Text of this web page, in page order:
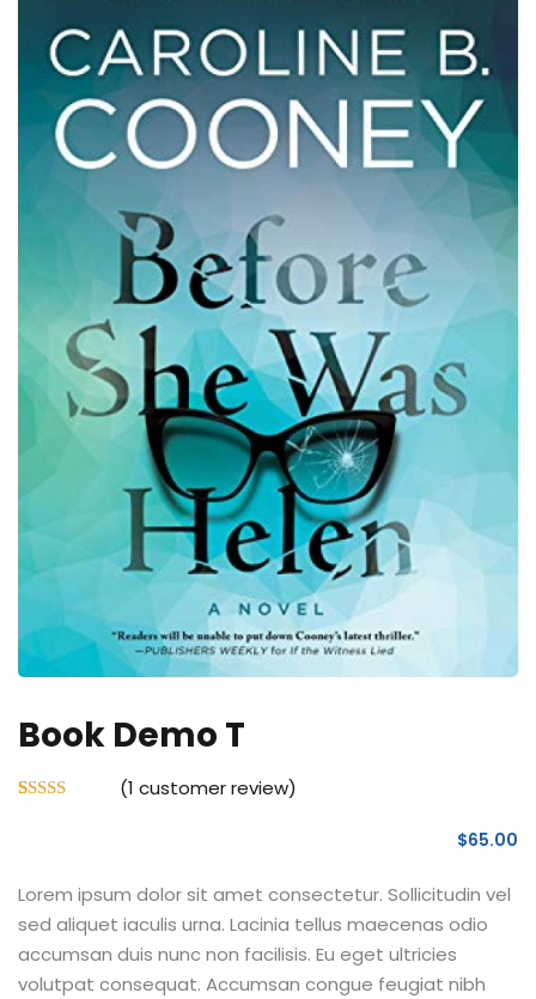
Book Demo T
customer
rating
(1 customer review)
$65.00
Lorem ipsum dolor sit amet consectetur. Sollicitudin vel
sed aliquet iaculis urna. Lacinia tellus maecenas odio
accumsan duis nunc non facilisis. Eu eget ultricies
volutpat consequat. Accumsan congue feugiat nibh
Sign up
Already have an account? Sign in